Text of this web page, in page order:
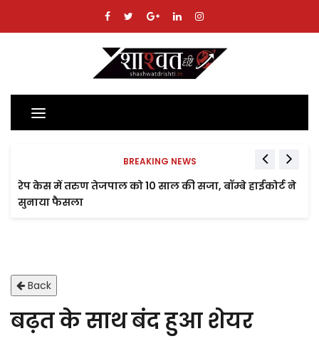
Toggle
navigation
BREAKING NEWS
रेप केस में तरुण तेजपाल को 10 साल की सजा, बॉम्बे हाईकोर्ट ने
सुनाया फैसला
Back
बढ़त के साथ बंद हुआ शेयर